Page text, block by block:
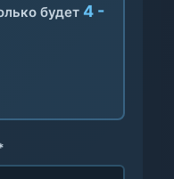
будет 4 -